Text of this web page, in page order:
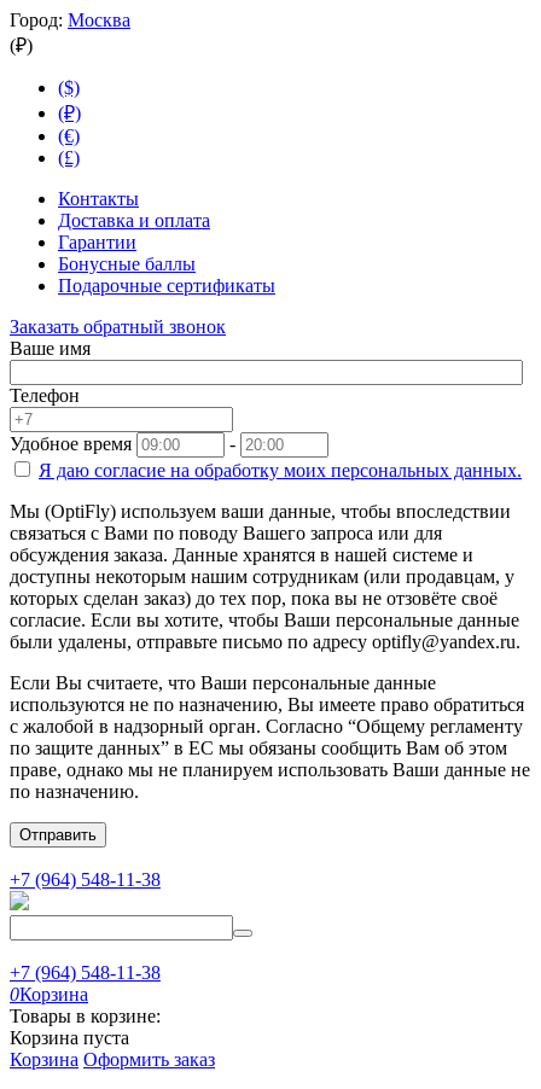
Город: Москва
(₽)
($)
(₽)
(€)
(£)
Контакты
Доставка и оплата
Гарантии
Бонусные баллы
Подарочные сертификаты
Заказать обратный звонок
Ваше имя
Телефон
Удобное время
-
Я даю согласие на обработку моих персональных данных.
Мы (OptiFly) используем ваши данные, чтобы впоследствии
связаться с Вами по поводу Вашего запроса или для
обсуждения заказа. Данные хранятся в нашей системе и
доступны некоторым нашим сотрудникам (или продавцам, у
которых сделан заказ) до тех пор, пока вы не отзовёте своё
согласие. Если вы хотите, чтобы Ваши персональные данные
были удалены, отправьте письмо по адресу optifly@yandex.ru.
Если Вы считаете, что Ваши персональные данные
используются не по назначению, Вы имеете право обратиться
с жалобой в надзорный орган. Согласно “Общему регламенту
по защите данных” в ЕС мы обязаны сообщить Вам об этом
праве, однако мы не планируем использовать Ваши данные не
по назначению.
Отправить
+7 (964) 548-11-38
+7 (964) 548-11-38
0Корзина
Товары в корзине:
Корзина пуста
Корзина Оформить заказ